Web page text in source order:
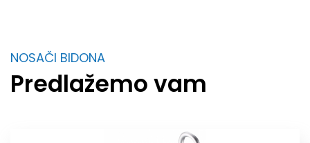
NOSAČI BIDONA
Predlažemo vam